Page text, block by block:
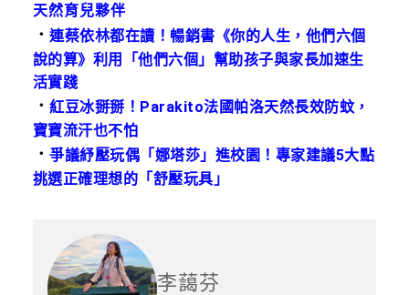
天然育兒夥伴
．連蔡依林都在讀！暢銷書《你的人生，他們六個
說的算》利用「他們六個」幫助孩子與家長加速生
活實踐
．紅豆冰掰掰！Parakito法國帕洛天然長效防蚊，
寶寶流汗也不怕
．爭議紓壓玩偶「娜塔莎」進校園！專家建議5大點
挑選正確理想的「舒壓玩具」
李藹芬